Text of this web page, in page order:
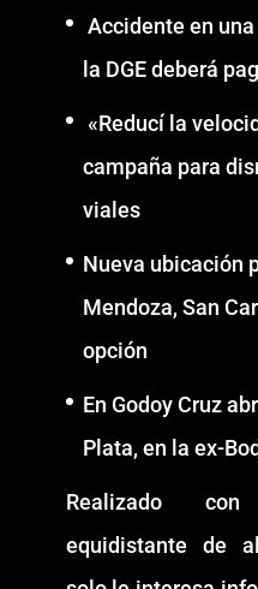
Accidente en
la DGE deberá
«Reducí la
campaña para
viales
Nueva ubicación
Mendoza, San
opción
En Godoy Cruz
Plata, en la ex-
Realizado
equidistante de